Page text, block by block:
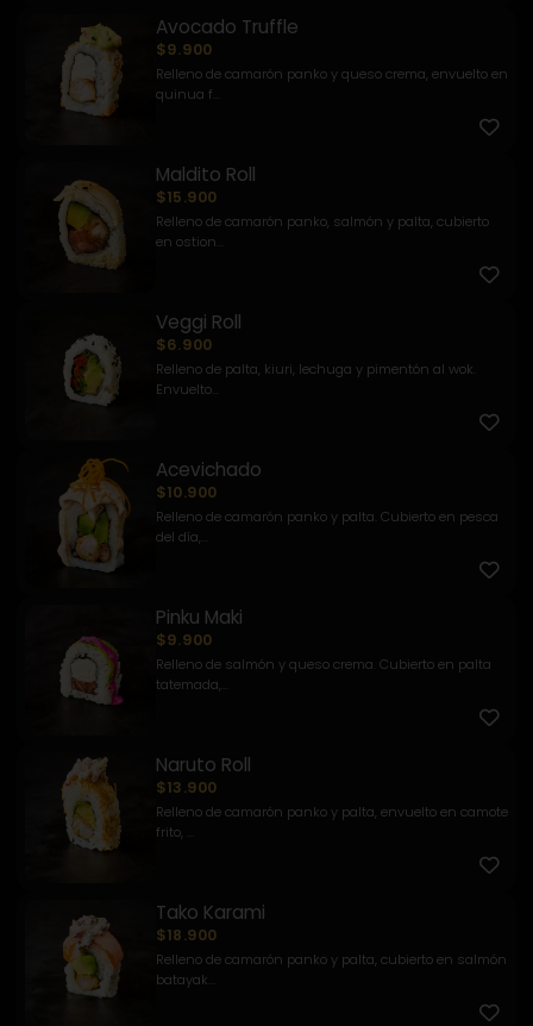
Avocado Truffle
$9.900
Relleno de camarón panko y queso crema, envuelto en
quinua f...
Maldito Roll
$15.900
Relleno de camarón panko, salmón y palta, cubierto
en ostion...
Veggi Roll
$6.900
Relleno de palta, kiuri, lechuga y pimentón al wok.
Envuelto...
Acevichado
$10.900
Relleno de camarón panko y palta. Cubierto en pesca
del día,...
Pinku Maki
$9.900
Relleno de salmón y queso crema. Cubierto en palta
tatemada,...
Naruto Roll
$13.900
Relleno de camarón panko y palta, envuelto en camote
frito, ...
Tako Karami
$18.900
Relleno de camarón panko y palta, cubierto en salmón
batayak...